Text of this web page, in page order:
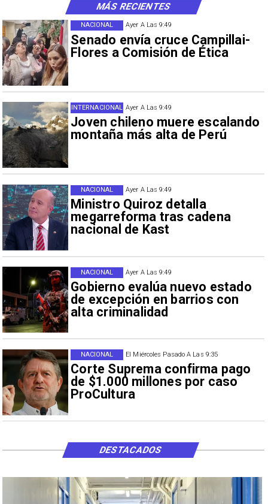
Ayer A Las 9:49
Senado envía cruce Campillai-
Flores a Comisión de Ética
NACIONAL
Ayer A Las 9:49
Joven chileno muere escalando
montaña más alta de Perú
INTERNACIONAL
Ayer A Las 9:49
Ministro Quiroz detalla
megarreforma tras cadena
nacional de Kast
NACIONAL
Ayer A Las 9:49
Gobierno evalúa nuevo estado
de excepción en barrios con
alta criminalidad
NACIONAL
El Miércoles Pasado A Las 9:35
Corte Suprema confirma pago
de $1.000 millones por caso
ProCultura
NACIONAL
MÁS RECIENTES
DESTACADOS